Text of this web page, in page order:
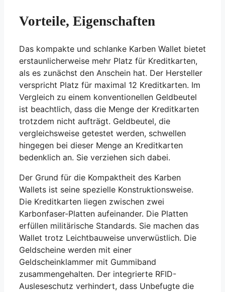
Vorteile, Eigenschaften
Das kompakte und schlanke Karben Wallet bietet
erstaunlicherweise mehr Platz für Kreditkarten,
als es zunächst den Anschein hat. Der Hersteller
verspricht Platz für maximal 12 Kreditkarten. Im
Vergleich zu einem konventionellen Geldbeutel
ist beachtlich, dass die Menge der Kreditkarten
trotzdem nicht aufträgt. Geldbeutel, die
vergleichsweise getestet werden, schwellen
hingegen bei dieser Menge an Kreditkarten
bedenklich an. Sie verziehen sich dabei.
Der Grund für die Kompaktheit des Karben
Wallets ist seine spezielle Konstruktionsweise.
Die Kreditkarten liegen zwischen zwei
Karbonfaser-Platten aufeinander. Die Platten
erfüllen militärische Standards. Sie machen das
Wallet trotz Leichtbauweise unverwüstlich. Die
Geldscheine werden mit einer
Geldscheinklammer mit Gummiband
zusammengehalten. Der integrierte RFID-
Ausleseschutz verhindert, dass Unbefugte die